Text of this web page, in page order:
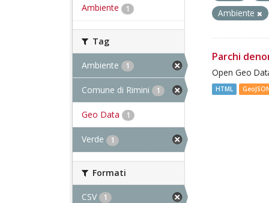
Ambiente 1
Tag
Ambiente 1
Comune di Rimini 1
Geo Data 1
Verde 1
Formati
CSV 1
Ambiente
Parchi
Open Geo
HTML